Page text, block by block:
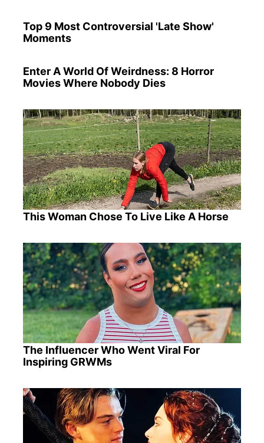
Top 9 Most Controversial 'Late Show'
Moments
Enter A World Of Weirdness: 8 Horror
Movies Where Nobody Dies
This Woman Chose To Live Like A Horse
The Influencer Who Went Viral For
Inspiring GRWMs